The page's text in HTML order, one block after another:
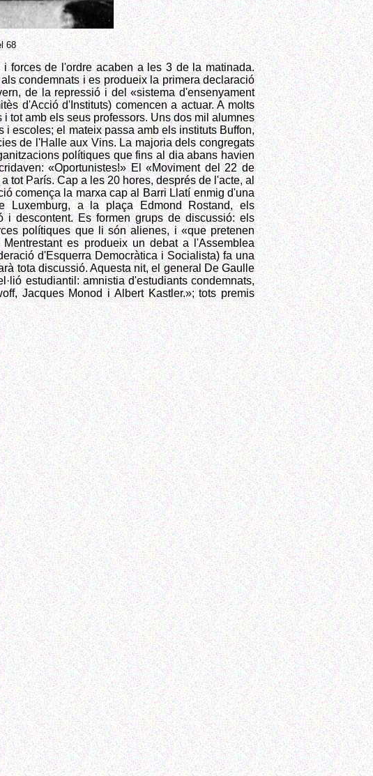
68
forces de l'ordre acaben a les 3 de la matinada.
condemnats i es produeix la primera declaració
de la repressió i del «sistema d'ensenyament
d'Acció d'Instituts) comencen a actuar. A molts
tot amb els seus professors. Uns dos mil alumnes
escoles; el mateix passa amb els instituts Buffon,
de l'Halle aux Vins. La majoria dels congregats
polítiques que fins al dia abans havien
«Oportunistes!» El «Moviment del 22 de
París. Cap a les 20 hores, després de l'acte, al
comença la marxa cap al Barri Llatí enmig d'una
Luxemburg, a la plaça Edmond Rostand, els
i descontent. Es formen grups de discussió: els
polítiques que li són alienes, i «que pretenen
es produeix un debat a l'Assemblea
d'Esquerra Democràtica i Socialista) fa una
tota discussió. Aquesta nit, el general De Gaulle
estudiantil: amnistia d'estudiants condemnats,
Jacques Monod i Albert Kastler.»; tots premis